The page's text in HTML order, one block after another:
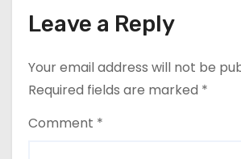
oLeave a Reply
Your email address will not be
Required fields are marked *
Comment *